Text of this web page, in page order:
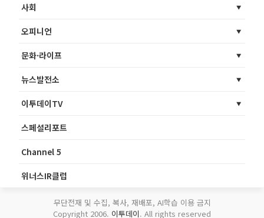
사회
오피니언
문화·라이프
뉴스발전소
이투데이TV
스페셜리포트
Channel 5
위너스IR클럽
무단전재 및 수집, 복사, 재배포, AI학습 이용 금지
Copyright 2006. 이투데이. All rights reserved